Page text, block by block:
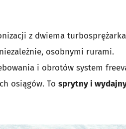
z dwiema
osobnymi rurami.
i obrotów system
osiągów. To sprytny i